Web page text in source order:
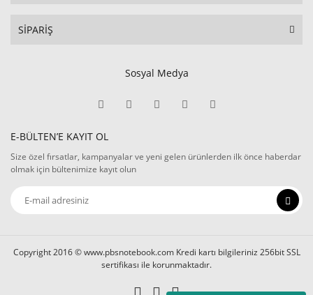
SİPARİŞ
Sosyal Medya
E-BÜLTEN’E KAYIT OL
Size özel fırsatlar, kampanyalar ve yeni gelen ürünlerden ilk önce haberdar
olmak için bültenimize kayıt olun
Copyright 2016 © www.pbsnotebook.com Kredi kartı bilgileriniz 256bit SSL
sertifikası ile korunmaktadır.